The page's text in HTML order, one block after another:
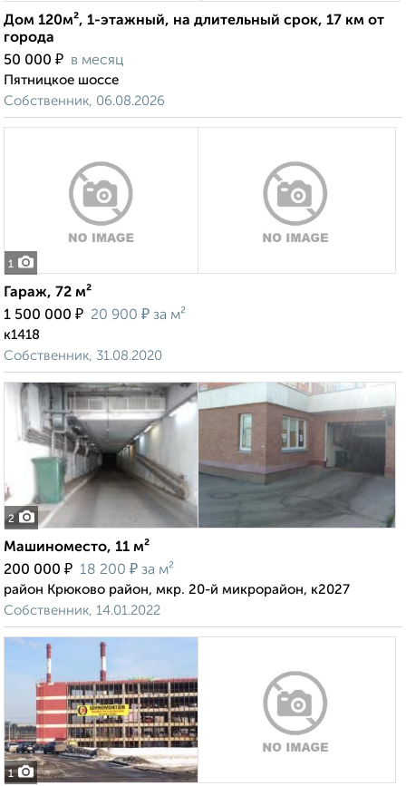
Дом 120м², 1-этажный, на длительный срок, 17 км от
города
50 000 ₽ в месяц
Пятницкое шоссе
Собственник, 06.08.2026
1
Гараж, 72 м²
1 500 000 ₽ 20 900 ₽ за м²
к1418
Собственник, 31.08.2020
2
Машиноместо, 11 м²
200 000 ₽ 18 200 ₽ за м²
район Крюково район, мкр. 20-й микрорайон, к2027
Собственник, 14.01.2022
1